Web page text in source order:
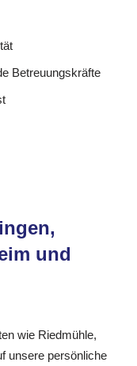
Betreuungskräfte
und
wie Riedmühle,
unsere persönliche